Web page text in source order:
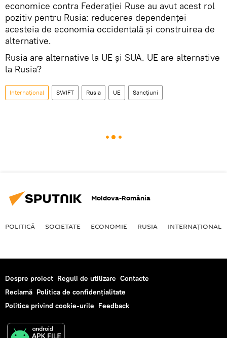
economice contra Federației Ruse au avut acest rol
pozitiv pentru Rusia: reducerea dependenței
acesteia de economia occidentală și construirea de
alternative.
Rusia are alternative la UE și SUA. UE are alternative
la Rusia?
Internaţional SWIFT Rusia UE Sancțiuni
Moldova-România
POLITICĂ SOCIETATE ECONOMIE RUSIA INTERNAŢIONAL
Despre proiect Reguli de utilizare Contacte
Reclamă Politica de confidențialitate
Politica privind cookie-urile Feedback